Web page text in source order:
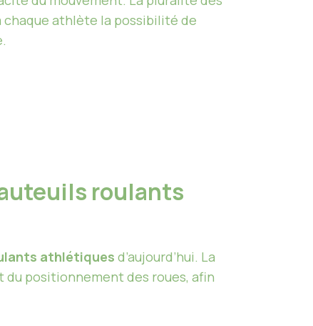
athlète la possibilité de
roulants
athlétiques d’aujourd’hui. La
du positionnement des roues, afin